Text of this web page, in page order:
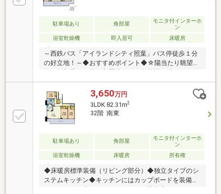
駐車場あり 角部屋
モニタ付インターホ
ン
浴室乾燥機
即入居可 床暖房
～西鉄バス「アイランドシティ照葉」バス停徒歩１分
の好立地！～◆おすすめポイント◆☆陽当たり眺望良
好・角部屋２８階の上層階！ ☆白基調の明るいイン
ナーテラス！☆温水洗浄便座・浴室乾燥機・ディスポ
ーザー付き充実設備♪☆人気の照葉小学校・照葉中学
校♪☆アイランドシティ中央公園が近くて子育てに好
環境！☆ゲストルーム、スカイラウンジ、フィットネ
ス等共用部充実♪☆安全・安心２４時間管理システム
ドックラン完備！■ご見学予約・詳細は直接スタッフ
まで■※スタッフ まきやま（０９０－９４９６－７９
５５）※１０時～１７時（水曜日店休日）
3,650万円
3LDK 82.31m2
32階 南東
駐車場あり 角部屋
モニタ付インターホ
ン
浴室乾燥機
床暖房 所有権
◆床暖房標準装備（リビング部分）◆独立タイプのシ
ステムキッチン◆キッチンにはカップボードを装備◆
シンクには便利なディスポーザーを装備◆ゆとりのあ